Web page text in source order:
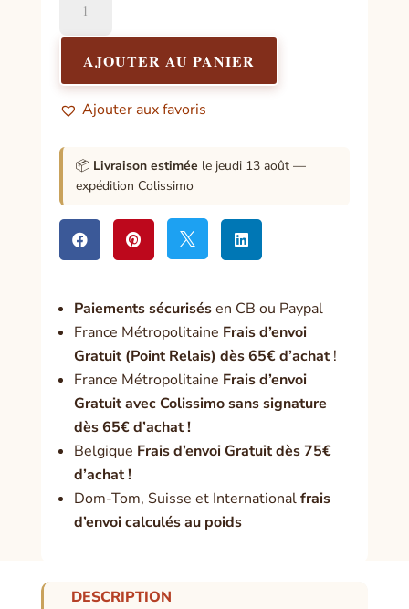
Guide
poche
de
la
AJOUTER AU PANIER
Ajouter aux favoris
📦 Livraison estimée le jeudi 13 août —
expédition Colissimo
   
Paiements sécurisésen CB ou Paypal
France Métropolitaine Frais d’envoi
Gratuit (Point Relais) dès 65€ d’achat!
France Métropolitaine Frais d’envoi
Gratuit avec Colissimo sans signature
dès 65€ d’achat !
Belgique Frais d’envoi Gratuit dès 75€
d’achat !
Dom-Tom, Suisse et Internationalfrais
d’envoi calculés au poids
DESCRIPTION